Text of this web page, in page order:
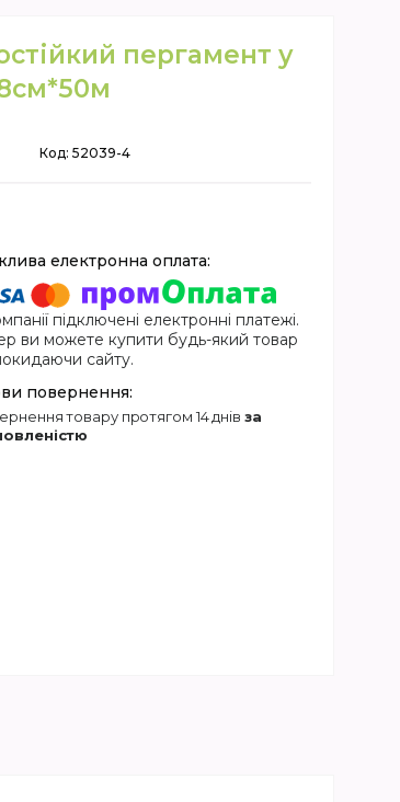
пергамент у
Код: 52039-4
підключені електронні платежі.
ви можете купити будь-який товар
сайту.
товару протягом 14 днів за